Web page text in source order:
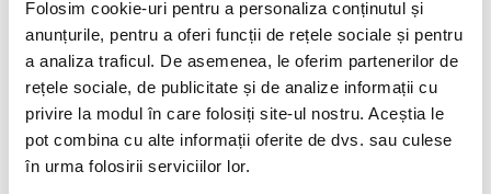
Folosim cookie-uri pentru a personaliza conținutul și
anunțurile, pentru a oferi funcții de rețele sociale și pentru
a analiza traficul. De asemenea, le oferim partenerilor de
rețele sociale, de publicitate și de analize informații cu
privire la modul în care folosiți site-ul nostru. Aceștia le
pot combina cu alte informații oferite de dvs. sau culese
în urma folosirii serviciilor lor.
DESCRIERE